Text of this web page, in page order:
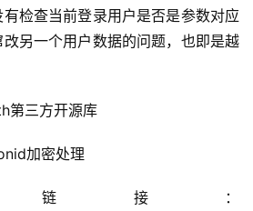
检查当前登录用户是否是参数对应
另一个用户数据的问题，也即是越
第三方开源库
加密处理
链接：